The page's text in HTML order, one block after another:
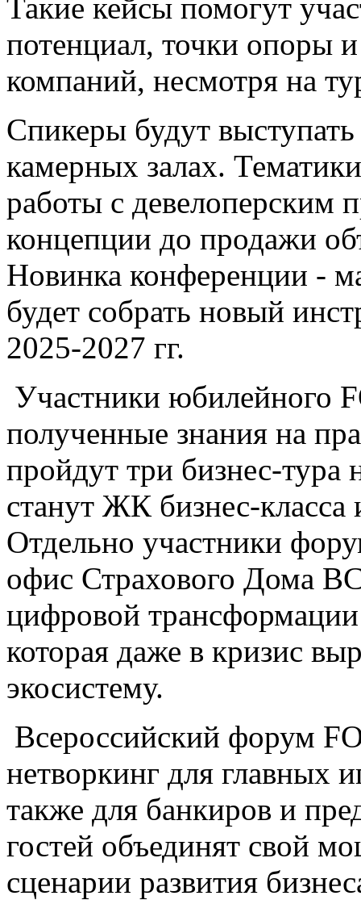
Такие кейсы помогут
потенциал, точки опоры
компаний, несмотря на
Спикеры будут
камерных залах.
работы с девелоперским
концепции до продажи
Новинка конференции -
будет собрать новый
2025-2027 гг.
Участники юбилейного
полученные знания на
пройдут три бизнес-
станут ЖК бизнес-
Отдельно участники
офис Страхового Дома
цифровой
которая даже в кризис
экосистему.
Всероссийский форум
нетворкинг для главных
также для банкиров и
гостей объединят свой
сценарии развития